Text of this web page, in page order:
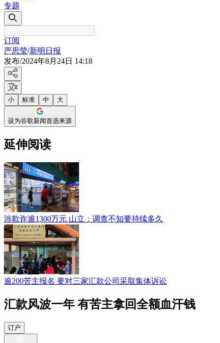
专题
订阅
严思莹/新明日报
发布/2024年8月24日 14:18
小 标准 中 大
设为谷歌新闻首选来源
延伸阅读
涉欺诈逾1300万元 山立：调查不知要持续多久
逾200苦主报名 要对三家汇款公司采取集体诉讼
汇款风波一年 有苦主拿回全额血汗钱
订户